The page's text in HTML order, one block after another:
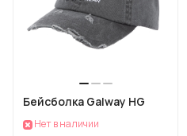
Бейсболка Galway HG
Нет в наличии